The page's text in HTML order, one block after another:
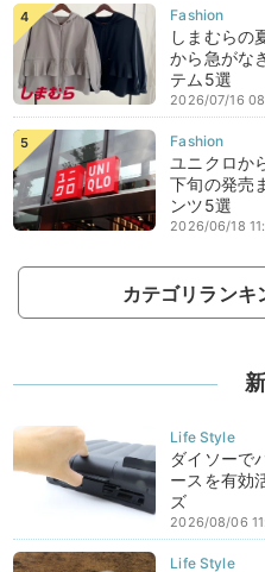
しまむらの
から急がな
テム5選
2026/07/16
ユニクロか
下旬の発売
ンツ5選
2026/06/18
カテゴリランキ
ダイソーで
ースを有効
ズ
2026/08/06